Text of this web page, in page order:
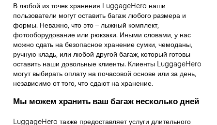
В любой из точек хранения LuggageHero наши
пользователи могут оставить багаж любого размера и
формы. Неважно, что это – лыжный комплект,
фотооборудование или рюкзаки. Иными словами, у нас
можно сдать на безопасное хранение сумки, чемоданы,
ручную кладь, или любой другой багаж, который готовы
оставить наши довольные клиенты. Клиенты LuggageHero
могут выбирать оплату на почасовой основе или за день,
независимо от того, что сдают на хранение.
Мы можем хранить ваш багаж несколько дней
LuggageHero также предоставляет услуги длительного